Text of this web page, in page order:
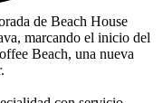
de Beach House
marcando el inicio del
Beach, una nueva